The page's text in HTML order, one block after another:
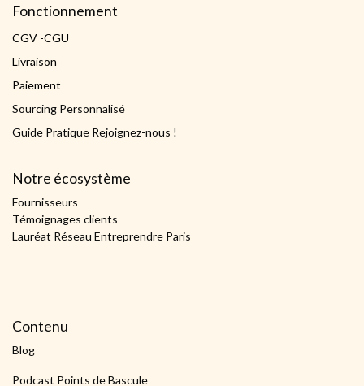
Fonctionnement
CGV -CGU
Livraison
Paiement
Sourcing Personnalisé
Guide Pratique Rejoignez-nous !
Notre écosystème
Fournisseurs
Témoignages clients
Lauréat Réseau Entreprendre Paris
Contenu
Blog
Podcast Points de Bascule